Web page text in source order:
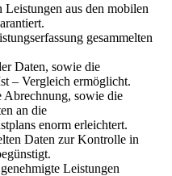
aus den mobilen
gesammelten
Daten, sowie die
– Vergleich ermöglicht.
Abrechnung, sowie die
an die
enorm erleichtert.
Daten zur Kontrolle in
Leistungen